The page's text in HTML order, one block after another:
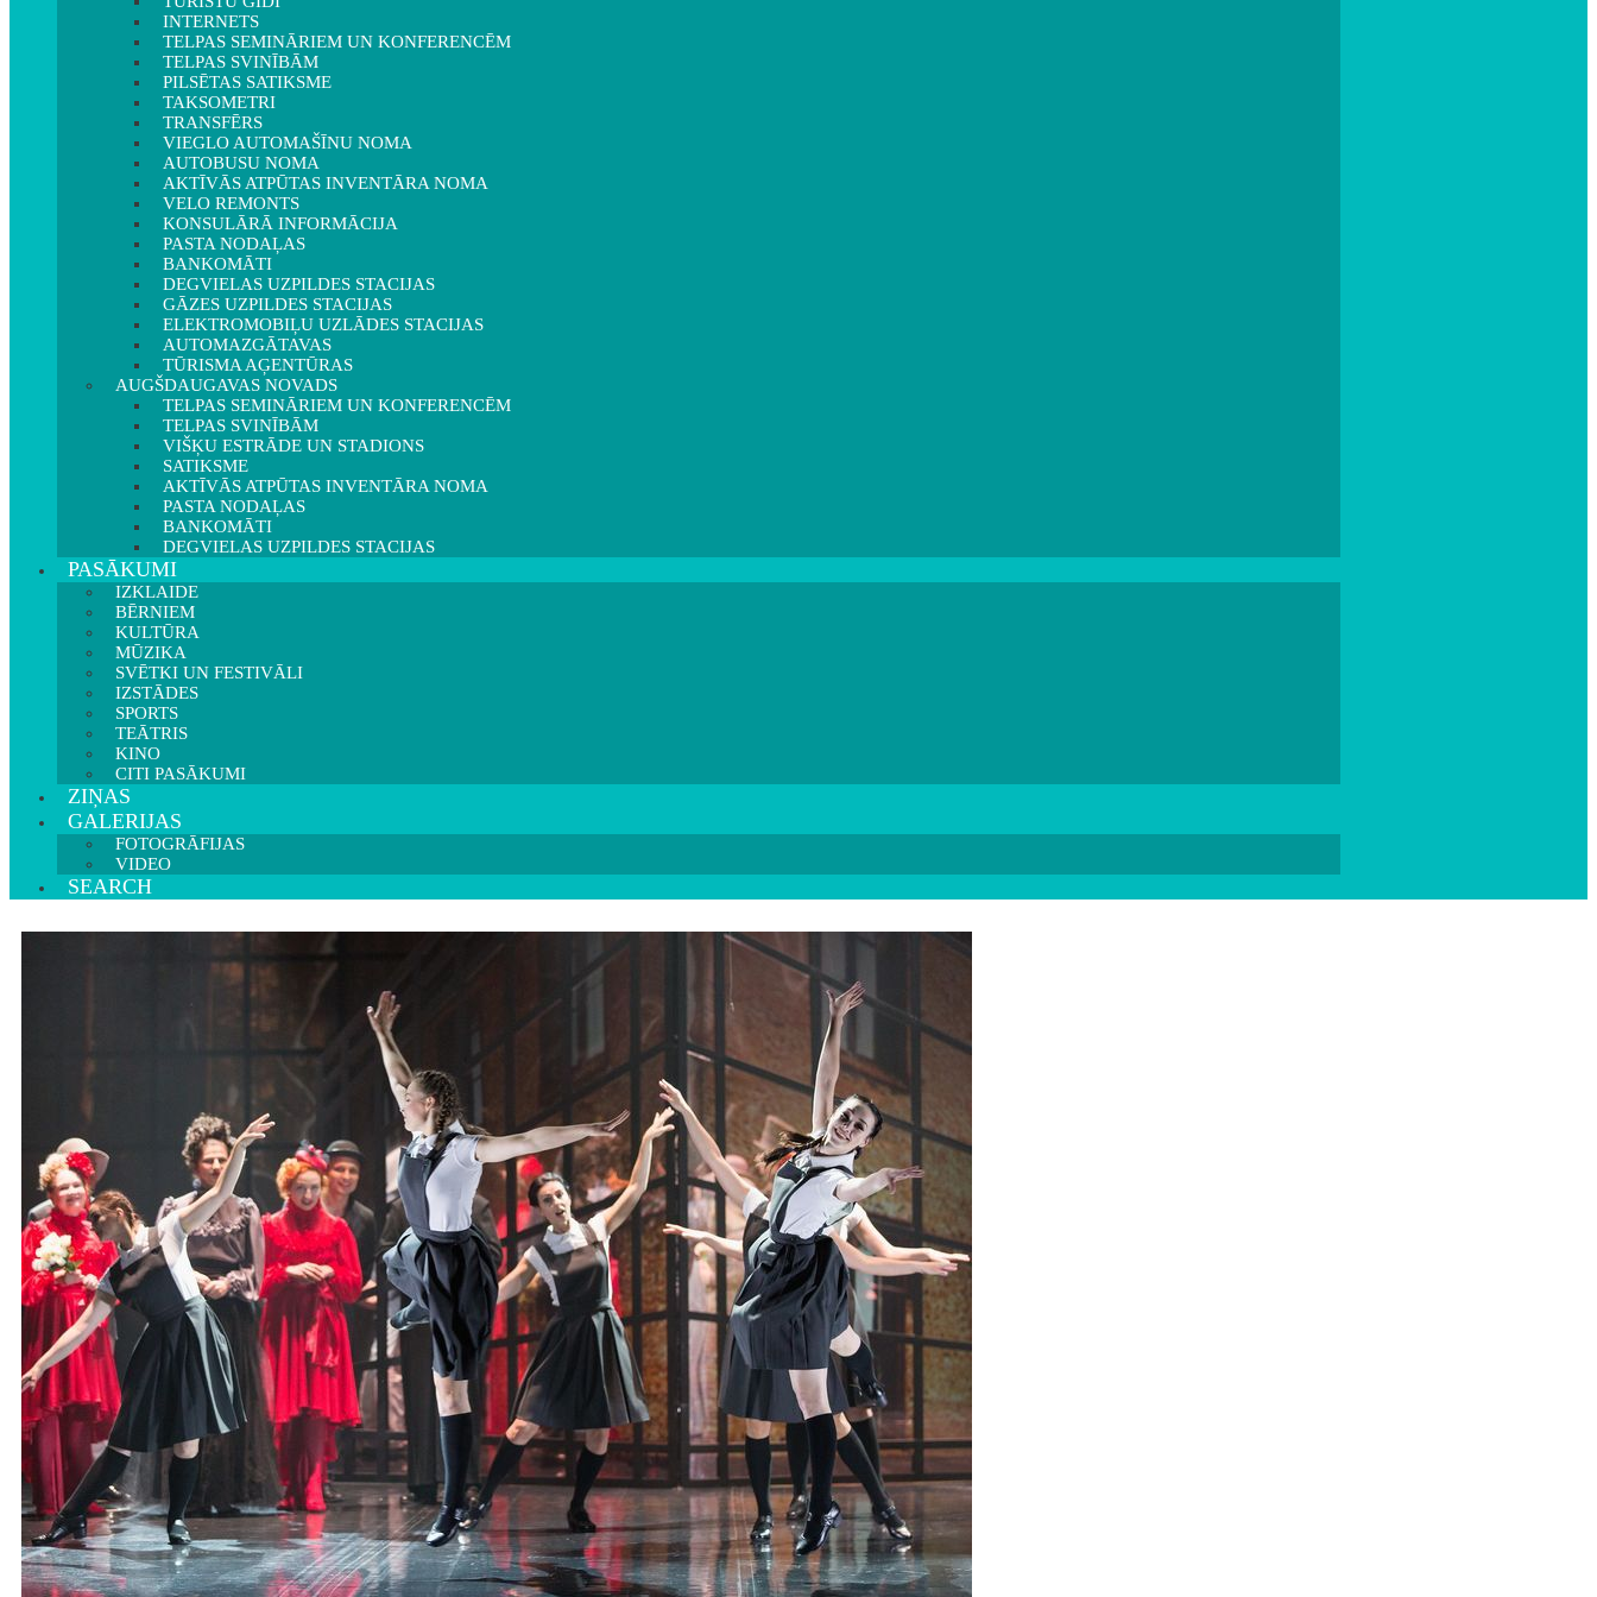
INTERNETS
TELPAS SEMINĀRIEM UN KONFERENCĒM
TELPAS SVINĪBĀM
PILSĒTAS SATIKSME
TAKSOMETRI
TRANSFĒRS
VIEGLO AUTOMAŠĪNU NOMA
AUTOBUSU NOMA
AKTĪVĀS ATPŪTAS INVENTĀRA NOMA
VELO REMONTS
KONSULĀRĀ INFORMĀCIJA
PASTA NODAĻAS
BANKOMĀTI
DEGVIELAS UZPILDES STACIJAS
GĀZES UZPILDES STACIJAS
ELEKTROMOBIĻU UZLĀDES STACIJAS
AUTOMAZGĀTAVAS
TŪRISMA AĢENTŪRAS
AUGŠDAUGAVAS NOVADS
TELPAS SEMINĀRIEM UN KONFERENCĒM
TELPAS SVINĪBĀM
VIŠĶU ESTRĀDE UN STADIONS
SATIKSME
AKTĪVĀS ATPŪTAS INVENTĀRA NOMA
PASTA NODAĻAS
BANKOMĀTI
DEGVIELAS UZPILDES STACIJAS
PASĀKUMI
IZKLAIDE
BĒRNIEM
KULTŪRA
MŪZIKA
SVĒTKI UN FESTIVĀLI
IZSTĀDES
SPORTS
TEĀTRIS
KINO
CITI PASĀKUMI
ZIŅAS
GALERIJAS
FOTOGRĀFIJAS
VIDEO
SEARCH